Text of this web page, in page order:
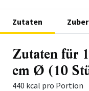
Zutaten
Zutaten für
cm Ø (10
440 kcal pro Portion